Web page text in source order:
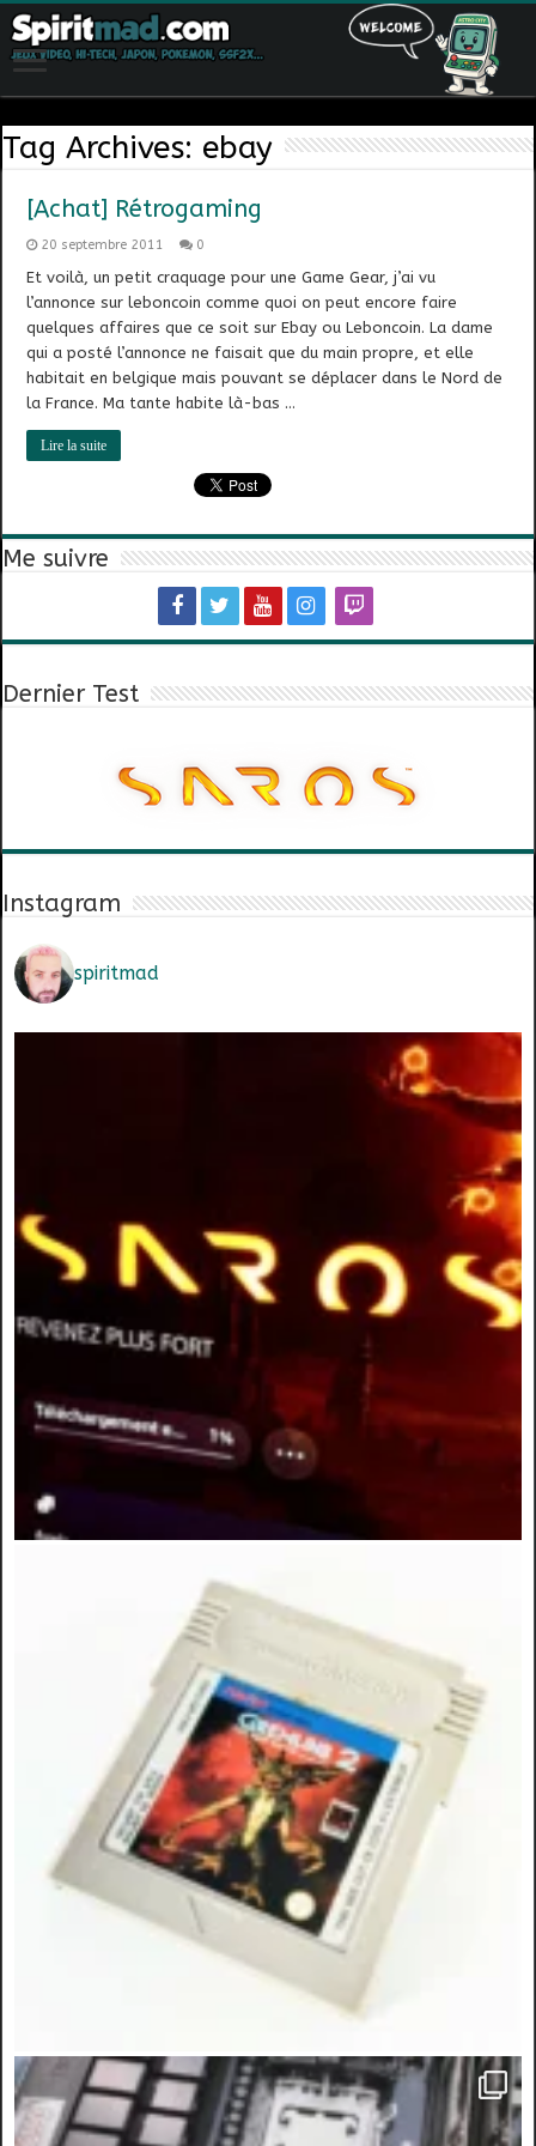
Tag Archives: ebay
[Achat] Rétrogaming
20 septembre 2011 0
Et voilà, un petit craquage pour une Game Gear, j’ai vu
l’annonce sur leboncoin comme quoi on peut encore faire
quelques affaires que ce soit sur Ebay ou Leboncoin. La dame
qui a posté l’annonce ne faisait que du main propre, et elle
habitait en belgique mais pouvant se déplacer dans le Nord de
la France. Ma tante habite là-bas …
Lire la suite
Me suivre
Dernier Test
Instagram
spiritmad